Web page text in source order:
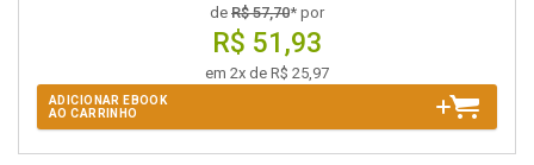
de R$ 57,70* por
R$ 51,93
em 2x de R$ 25,97
ADICIONAR EBOOK
AO CARRINHO